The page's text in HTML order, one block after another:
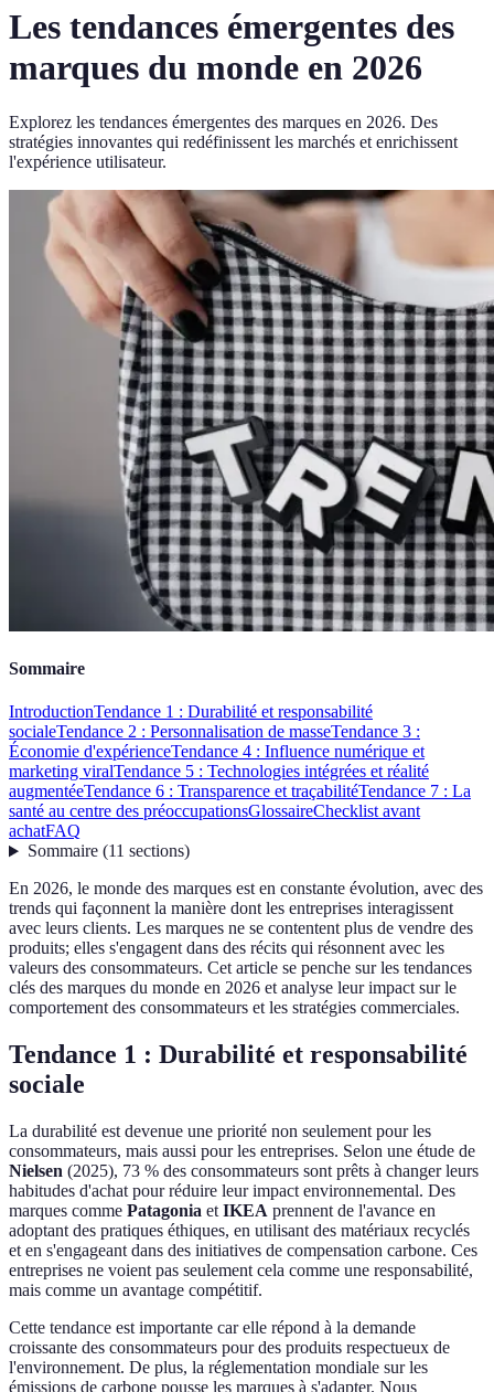
Les tendances émergentes des
marques du monde en 2026
Explorez les tendances émergentes des marques en 2026. Des
stratégies innovantes qui redéfinissent les marchés et enrichissent
l'expérience utilisateur.
Sommaire
IntroductionTendance 1 : Durabilité et responsabilité
socialeTendance 2 : Personnalisation de masseTendance 3 :
Économie d'expérienceTendance 4 : Influence numérique et
marketing viralTendance 5 : Technologies intégrées et réalité
augmentéeTendance 6 : Transparence et traçabilitéTendance 7 : La
santé au centre des préoccupationsGlossaireChecklist avant
achatFAQ
Sommaire(11 sections)
En 2026, le monde des marques est en constante évolution, avec des
trends qui façonnent la manière dont les entreprises interagissent
avec leurs clients. Les marques ne se contentent plus de vendre des
produits; elles s'engagent dans des récits qui résonnent avec les
valeurs des consommateurs. Cet article se penche sur les tendances
clés des marques du monde en 2026 et analyse leur impact sur le
comportement des consommateurs et les stratégies commerciales.
Tendance 1 : Durabilité et responsabilité
sociale
La durabilité est devenue une priorité non seulement pour les
consommateurs, mais aussi pour les entreprises. Selon une étude de
Nielsen (2025), 73 % des consommateurs sont prêts à changer leurs
habitudes d'achat pour réduire leur impact environnemental. Des
marques comme Patagonia et IKEA prennent de l'avance en
adoptant des pratiques éthiques, en utilisant des matériaux recyclés
et en s'engageant dans des initiatives de compensation carbone. Ces
entreprises ne voient pas seulement cela comme une responsabilité,
mais comme un avantage compétitif.
Cette tendance est importante car elle répond à la demande
croissante des consommateurs pour des produits respectueux de
l'environnement. De plus, la réglementation mondiale sur les
émissions de carbone pousse les marques à s'adapter. Nous